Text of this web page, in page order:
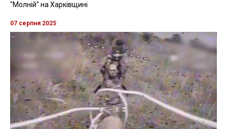
"Молній" на Харківщині
07 серпня 2025